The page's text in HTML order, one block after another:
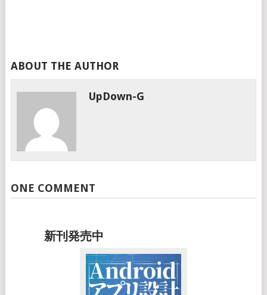
ABOUT THE AUTHOR
UpDown-G
ONE COMMENT
新刊発売中